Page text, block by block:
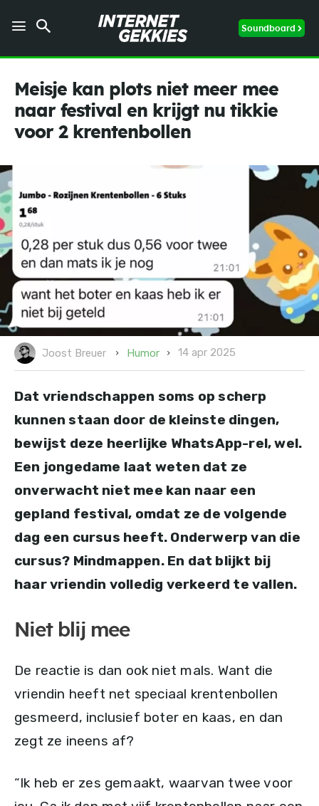
Soundboard
Meisje kan plots niet meer mee
naar festival en krijgt nu tikkie
voor 2 krentenbollen
Joost Breuer Humor 14 apr 2025
Dat vriendschappen soms op scherp
kunnen staan door de kleinste dingen,
bewijst deze heerlijke WhatsApp-rel, wel.
Een jongedame laat weten dat ze
onverwacht niet mee kan naar een
gepland festival, omdat ze de volgende
dag een cursus heeft. Onderwerp van die
cursus? Mindmappen. En dat blijkt bij
haar vriendin volledig verkeerd te vallen.
Niet blij mee
De reactie is dan ook niet mals. Want die
vriendin heeft net speciaal krentenbollen
gesmeerd, inclusief boter en kaas, en dan
zegt ze ineens af?
“Ik heb er zes gemaakt, waarvan twee voor